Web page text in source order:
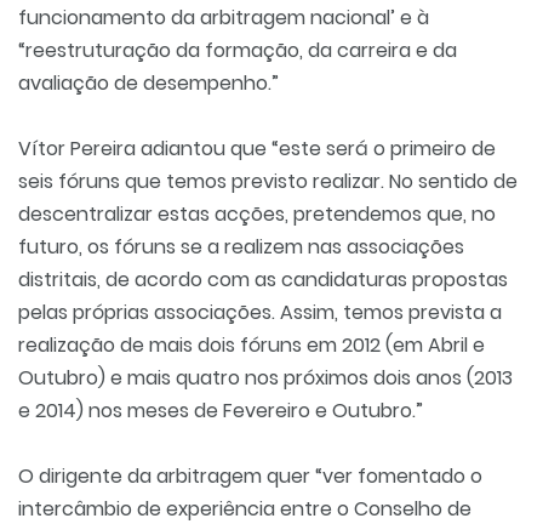
funcionamento da arbitragem nacional’ e à
“reestruturação da formação, da carreira e da
avaliação de desempenho.”
Vítor Pereira adiantou que “este será o primeiro de
seis fóruns que temos previsto realizar. No sentido de
descentralizar estas acções, pretendemos que, no
futuro, os fóruns se a realizem nas associações
distritais, de acordo com as candidaturas propostas
pelas próprias associações. Assim, temos prevista a
realização de mais dois fóruns em 2012 (em Abril e
Outubro) e mais quatro nos próximos dois anos (2013
e 2014) nos meses de Fevereiro e Outubro.”
O dirigente da arbitragem quer “ver fomentado o
intercâmbio de experiência entre o Conselho de